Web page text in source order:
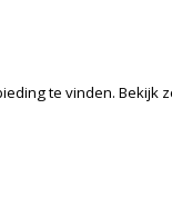
te vinden. Bekijk